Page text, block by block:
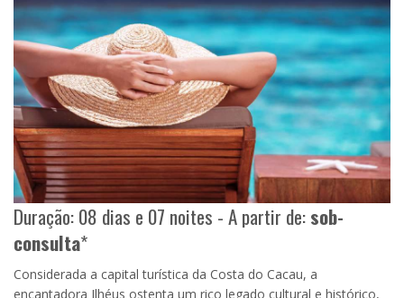
Duração: 08 dias e 07 noites - A partir de:sob-
consulta*
Considerada a capital turística da Costa do Cacau, a
encantadora Ilhéus ostenta um rico legado cultural e histórico,